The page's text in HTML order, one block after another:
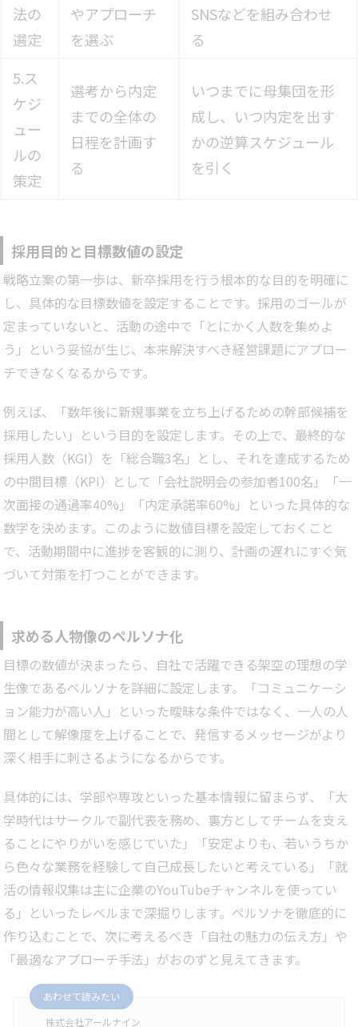
法の
選定
やアプローチ
を選ぶ
SNSなどを組み合わせ
る
5.ス
ケジ
ュー
ルの
策定
選考から内定
までの全体の
日程を計画す
る
いつまでに母集団を形
成し、いつ内定を出す
かの逆算スケジュール
を引く
採用目的と目標数値の設定
戦略立案の第一歩は、新卒採用を行う根本的な目的を明確に
し、具体的な目標数値を設定することです。採用のゴールが
定まっていないと、活動の途中で「とにかく人数を集めよ
う」という妥協が生じ、本来解決すべき経営課題にアプロー
チできなくなるからです。
例えば、「数年後に新規事業を立ち上げるための幹部候補を
採用したい」という目的を設定します。その上で、最終的な
採用人数（KGI）を「総合職3名」とし、それを達成するため
の中間目標（KPI）として「会社説明会の参加者100名」「一
次面接の通過率40%」「内定承諾率60%」といった具体的な
数字を決めます。このように数値目標を設定しておくこと
で、活動期間中に進捗を客観的に測り、計画の遅れにすぐ気
づいて対策を打つことができます。
求める人物像のペルソナ化
目標の数値が決まったら、自社で活躍できる架空の理想の学
生像であるペルソナを詳細に設定します。「コミュニケーシ
ョン能力が高い人」といった曖昧な条件ではなく、一人の人
間として解像度を上げることで、発信するメッセージがより
深く相手に刺さるようになるからです。
具体的には、学部や専攻といった基本情報に留まらず、「大
学時代はサークルで副代表を務め、裏方としてチームを支え
ることにやりがいを感じていた」「安定よりも、若いうちか
ら色々な業務を経験して自己成長したいと考えている」「就
活の情報収集は主に企業のYouTubeチャンネルを使ってい
る」といったレベルまで深掘りします。ペルソナを徹底的に
作り込むことで、次に考えるべき「自社の魅力の伝え方」や
「最適なアプローチ手法」がおのずと見えてきます。
あわせて読みたい
株式会社アールナイン